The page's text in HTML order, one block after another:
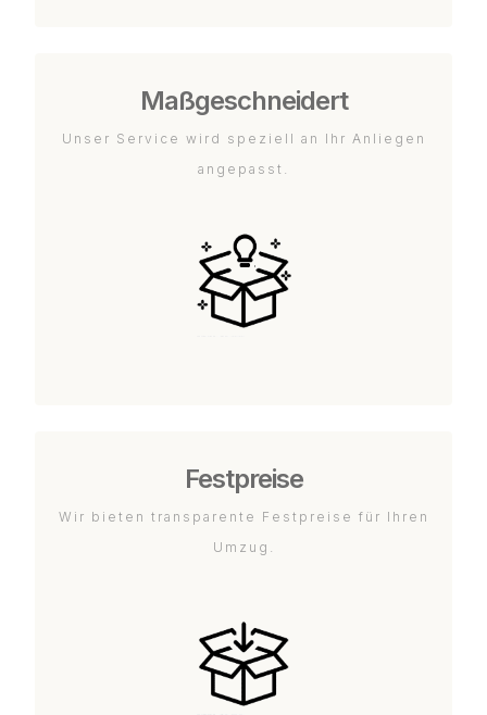
Maßgeschneidert
Unser Service wird speziell an Ihr Anliegen
angepasst.
Festpreise
Wir bieten transparente Festpreise für Ihren
Umzug.